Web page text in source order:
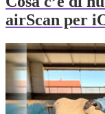
airScan per